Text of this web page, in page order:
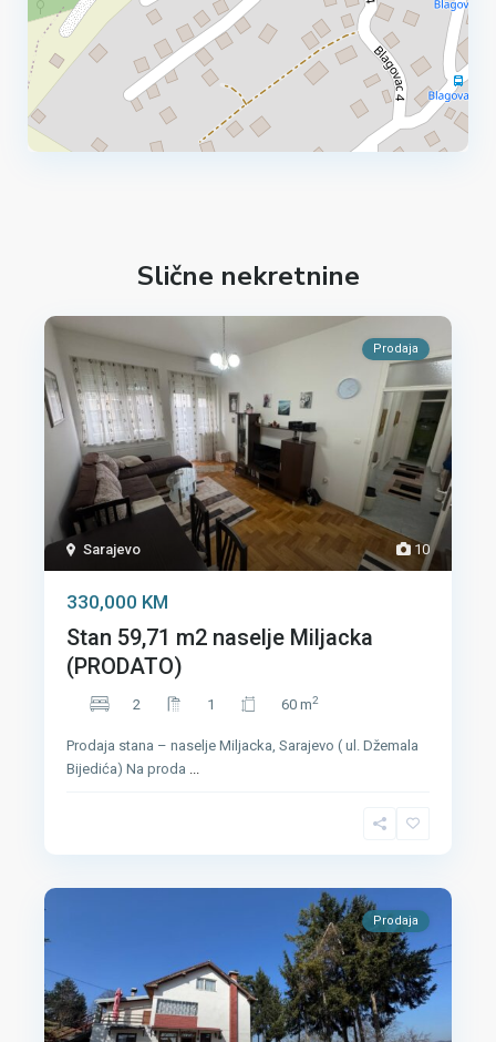
Slične nekretnine
10
Sarajevo
Prodaja
330,000 KM
Stan 59,71 m2 naselje Miljacka
(PRODATO)
2 1 60 m2
Prodaja stana – naselje Miljacka, Sarajevo ( ul. Džemala
Bijedića) Na proda
Prodaja